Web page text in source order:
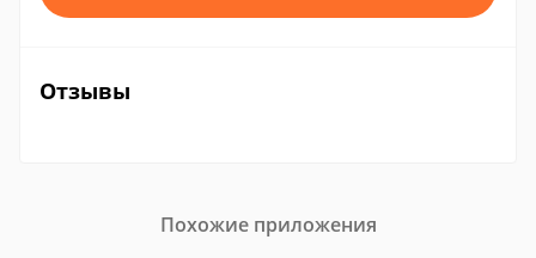
Отзывы
Похожие приложения